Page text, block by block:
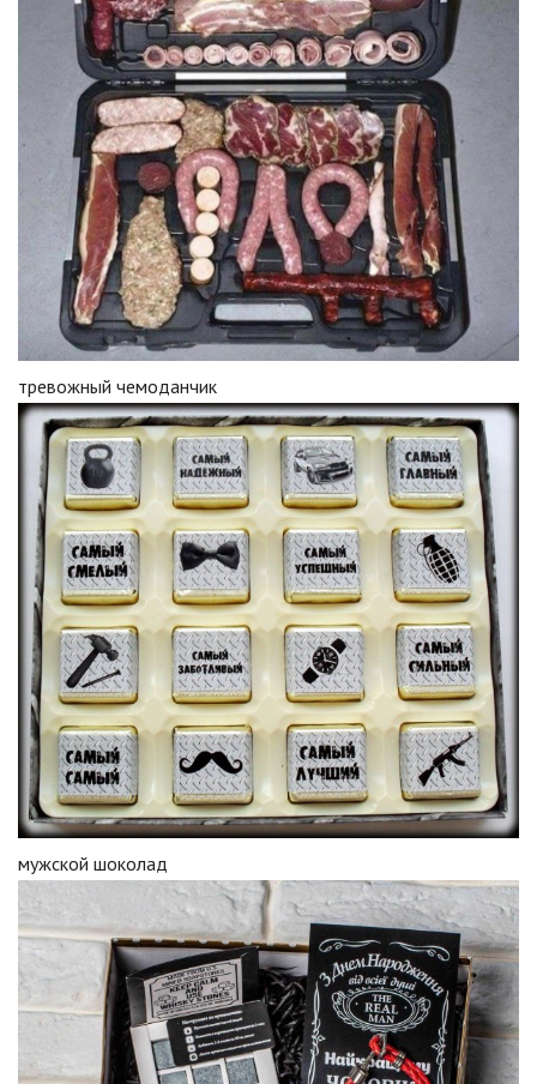
тревожный чемоданчик
мужской шоколад